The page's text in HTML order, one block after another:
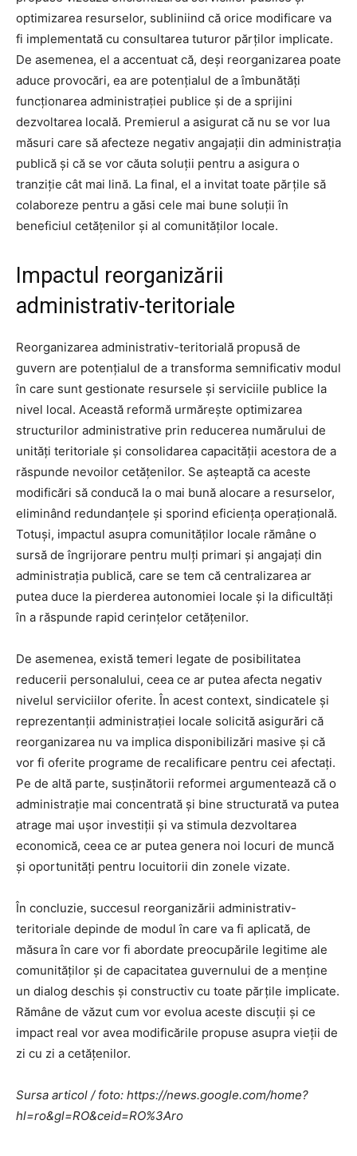
optimizarea resurselor, subliniind că orice modificare va
fi implementată cu consultarea tuturor părților implicate.
De asemenea, el a accentuat că, deși reorganizarea poate
aduce provocări, ea are potențialul de a îmbunătăți
funcționarea administrației publice și de a sprijini
dezvoltarea locală. Premierul a asigurat că nu se vor lua
măsuri care să afecteze negativ angajații din administrația
publică și că se vor căuta soluții pentru a asigura o
tranziție cât mai lină. La final, el a invitat toate părțile să
colaboreze pentru a găsi cele mai bune soluții în
beneficiul cetățenilor și al comunităților locale.
Impactul reorganizării
administrativ-teritoriale
Reorganizarea administrativ-teritorială propusă de
guvern are potențialul de a transforma semnificativ modul
în care sunt gestionate resursele și serviciile publice la
nivel local. Această reformă urmărește optimizarea
structurilor administrative prin reducerea numărului de
unități teritoriale și consolidarea capacității acestora de a
răspunde nevoilor cetățenilor. Se așteaptă ca aceste
modificări să conducă la o mai bună alocare a resurselor,
eliminând redundanțele și sporind eficiența operațională.
Totuși, impactul asupra comunităților locale rămâne o
sursă de îngrijorare pentru mulți primari și angajați din
administrația publică, care se tem că centralizarea ar
putea duce la pierderea autonomiei locale și la dificultăți
în a răspunde rapid cerințelor cetățenilor.
De asemenea, există temeri legate de posibilitatea
reducerii personalului, ceea ce ar putea afecta negativ
nivelul serviciilor oferite. În acest context, sindicatele și
reprezentanții administrației locale solicită asigurări că
reorganizarea nu va implica disponibilizări masive și că
vor fi oferite programe de recalificare pentru cei afectați.
Pe de altă parte, susținătorii reformei argumentează că o
administrație mai concentrată și bine structurată va putea
atrage mai ușor investiții și va stimula dezvoltarea
economică, ceea ce ar putea genera noi locuri de muncă
și oportunități pentru locuitorii din zonele vizate.
În concluzie, succesul reorganizării administrativ-
teritoriale depinde de modul în care va fi aplicată, de
măsura în care vor fi abordate preocupările legitime ale
comunităților și de capacitatea guvernului de a menține
un dialog deschis și constructiv cu toate părțile implicate.
Rămâne de văzut cum vor evolua aceste discuții și ce
impact real vor avea modificările propuse asupra vieții de
zi cu zi a cetățenilor.
Sursa articol / foto: https://news.google.com/home?
hl=ro&gl=RO&ceid=RO%3Aro